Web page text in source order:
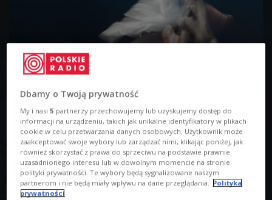
Sens dance
O AUDYCJI
W radiowej Czwórce - Się tańczy się!
Na fali popularności tańca wypływamy i my! Się
Dbamy o Twoją prywatność
My i nasi5 partnerzy przechowujemy lub uzyskujemy dostęp do
informacji na urządzeniu, takich jak unikalne identyfikatory w plikach
cookie w celu przetwarzania danych osobowych. Użytkownik może
zaakceptować swoje wybory lub zarządzać nimi, klikając poniżej, jak
również skorzystać z prawa do sprzeciwu na podstawie prawnie
uzasadnionego interesu lub w dowolnym momencie na stronie
polityki prywatności. Te wybory będą sygnalizowane naszym
partnerom i nie będą miały wpływu na dane przeglądania. Polityka
prywatności